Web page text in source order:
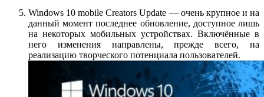
Windows 10 mobile Creators Update — очень крупное и на
данный момент последнее обновление, доступное лишь
на некоторых мобильных устройствах. Включённые в
него изменения направлены, прежде всего, на
реализацию творческого потенциала пользователей.